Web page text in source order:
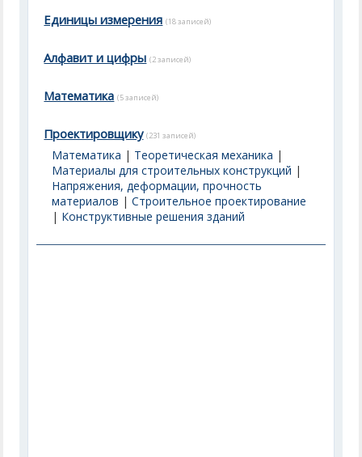
Единицы измерения (18 записей)
Алфавит и цифры (2 записей)
Математика (5 записей)
Проектировщику (231 записей)
Математика | Теоретическая механика |
Материалы для строительных конструкций |
Напряжения, деформации, прочность
материалов |Строительное проектирование
| Конструктивные решения зданий